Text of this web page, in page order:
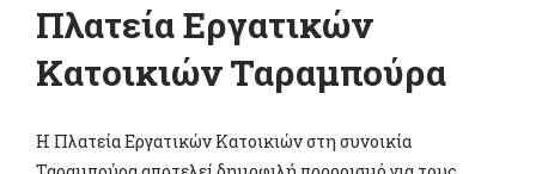
Πλατεία Εργατικών
Κατοικιών Ταραμπούρα
Η Πλατεία Εργατικών Κατοικιών στη συνοικία